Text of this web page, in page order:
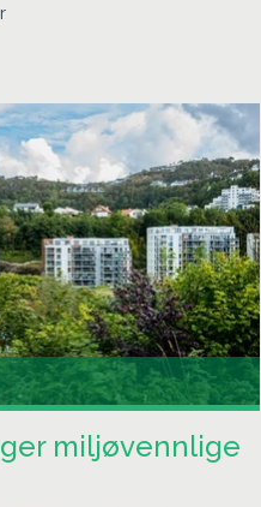
miljøvennlige